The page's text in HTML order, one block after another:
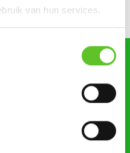
van hun services.
zoeken